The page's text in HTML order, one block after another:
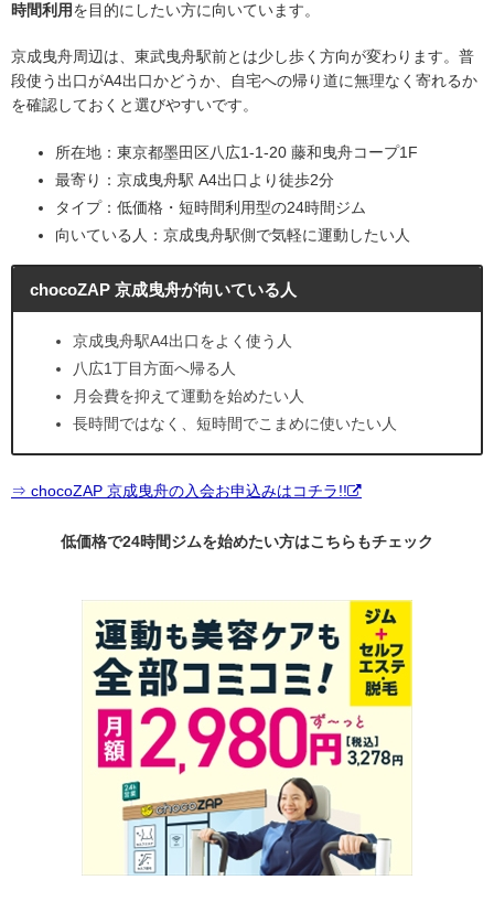
時間利用を目的にしたい方に向いています。
京成曳舟周辺は、東武曳舟駅前とは少し歩く方向が変わります。普
段使う出口がA4出口かどうか、自宅への帰り道に無理なく寄れるか
を確認しておくと選びやすいです。
所在地：東京都墨田区八広1-1-20 藤和曳舟コープ1F
最寄り：京成曳舟駅 A4出口より徒歩2分
タイプ：低価格・短時間利用型の24時間ジム
向いている人：京成曳舟駅側で気軽に運動したい人
chocoZAP 京成曳舟が向いている人
京成曳舟駅A4出口をよく使う人
八広1丁目方面へ帰る人
月会費を抑えて運動を始めたい人
長時間ではなく、短時間でこまめに使いたい人
⇒ chocoZAP 京成曳舟の入会お申込みはコチラ!!
低価格で24時間ジムを始めたい方はこちらもチェック